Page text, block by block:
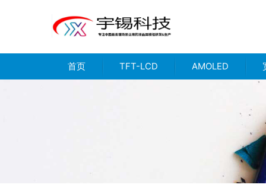
首页 TFT-LCD AMOLED